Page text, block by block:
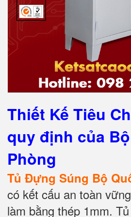
Thiết Kế Tiêu
quy định của
Phòng
Tủ Đựng Súng Bộ
có kết cấu an toàn
làm bằng thép 1mm.